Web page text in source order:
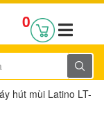
0
hút mùi Latino LT-